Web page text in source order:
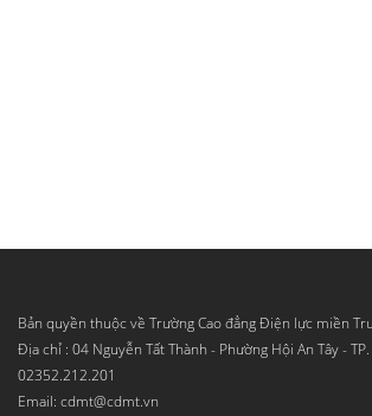
Bản quyền thuộc về Trường Cao đẳng Điện lực miền
Địa chỉ : 04 Nguyễn Tất Thành - Phường Hội An Tây -
02352.212.201
Email: cdmt@cdmt.vn